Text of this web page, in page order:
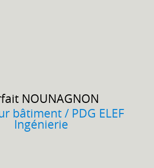
NOUNAGNON
bâtiment / PDG ELEF
Ingénierie